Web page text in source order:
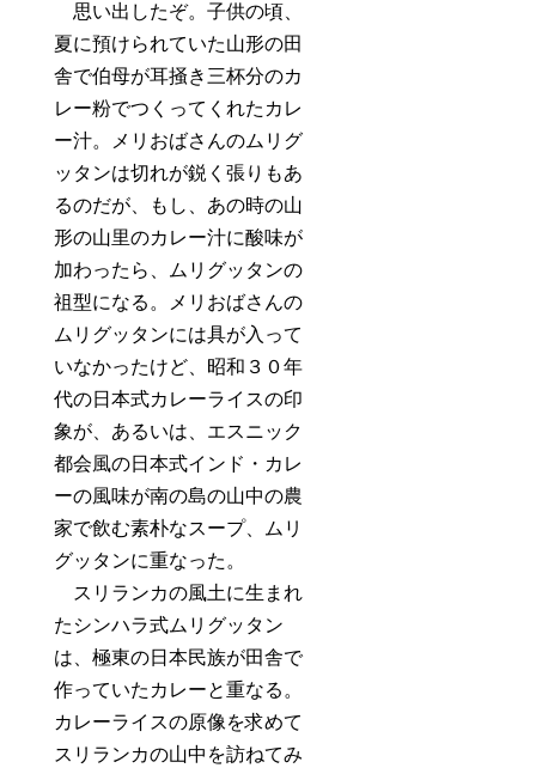
思い出したぞ。子供の頃、
夏に預けられていた山形の田
舎で伯母が耳掻き三杯分のカ
レー粉でつくってくれたカレ
ー汁。メリおばさんのムリグ
ッタンは切れが鋭く張りもあ
るのだが、もし、あの時の山
形の山里のカレー汁に酸味が
加わったら、ムリグッタンの
祖型になる。メリおばさんの
ムリグッタンには具が入って
いなかったけど、昭和３０年
代の日本式カレーライスの印
象が、あるいは、エスニック
都会風の日本式インド・カレ
ーの風味が南の島の山中の農
家で飲む素朴なスープ、ムリ
グッタンに重なった。
スリランカの風土に生まれ
たシンハラ式ムリグッタン
は、極東の日本民族が田舎で
作っていたカレーと重なる。
カレーライスの原像を求めて
スリランカの山中を訪ねてみ